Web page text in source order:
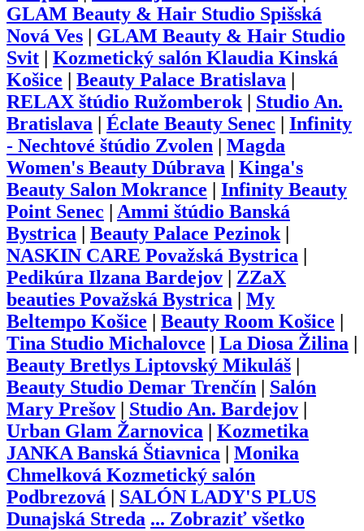
GLAM Beauty & Hair Studio Spišská
Nová Ves
GLAM Beauty & Hair Studio
Svit
Kozmetický salón Klaudia Kinská
Košice
Beauty Palace Bratislava
RELAX štúdio Ružomberok| Studio An.
Bratislava
Éclate Beauty Senec
Infinity
- Nechtové štúdio Zvolen
Magda
Women's Beauty Dúbrava
Kinga's
Beauty Salon Mokrance
Infinity Beauty
Point Senec
Ammi štúdio Banská
Bystrica
Beauty Palace Pezinok|
NASKIN CARE Považská Bystrica
Pedikúra Ilzana Bardejov
ZZaX
beauties Považská Bystrica
My
Beltempo Košice
Beauty Room Košice
Tina Studio Michalovce
La Diosa Žilina
Beauty Bretlys Liptovský Mikuláš
Beauty Studio Demar Trenčín
Salón
Mary Prešov
Studio An. Bardejov
Urban Glam Žarnovica
Kozmetika
JANKA Banská Štiavnica
Monika
Chmelková Kozmetický salón
Podbrezová
SALÓN LADY'S PLUS
Dunajská Streda ... Zobraziť všetko